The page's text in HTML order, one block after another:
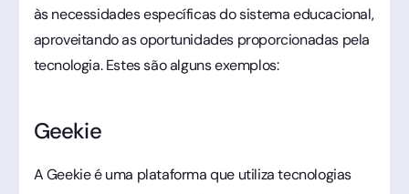
às necessidades específicas do sistema educacional,
aproveitando as oportunidades proporcionadas pela
tecnologia. Estes são alguns exemplos:
Geekie
A Geekie é uma plataforma que utiliza tecnologias